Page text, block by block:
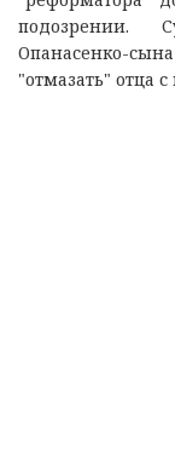
подозрении.
Опанасенко-
"отмазать" отца